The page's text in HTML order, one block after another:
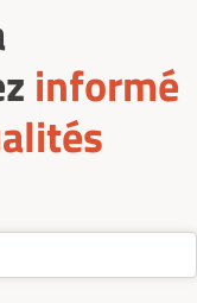
(ménage,
logement ou
informé